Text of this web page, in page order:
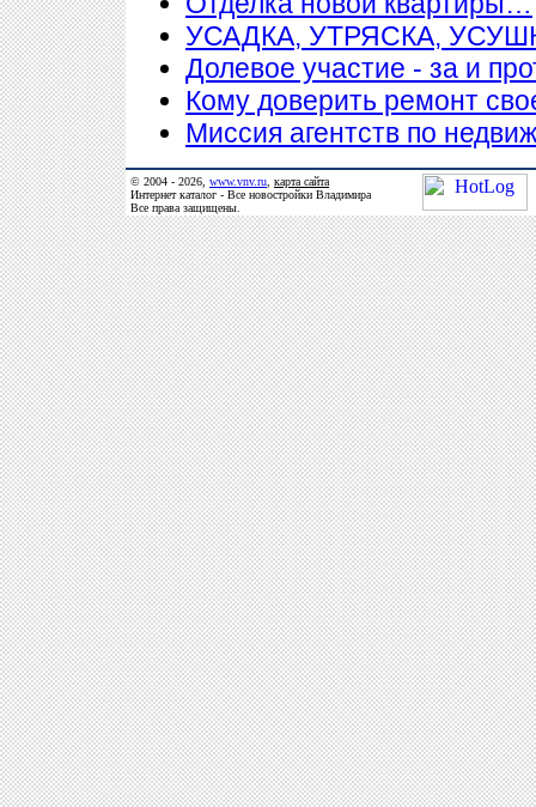
УСАДКА, УТРЯСКА,
Долевое участие - за и
Кому доверить ремонт
Миссия агентств по
© 2004 - 2026, www.vnv.ru карта сайта
Интернет каталог - Все новостройки Владимира
Все права защищены.